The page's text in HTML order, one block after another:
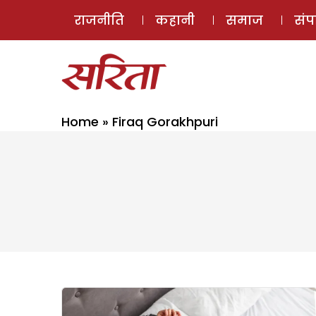
राजनीति कहानी समाज
Home » Firaq Gorakhpuri